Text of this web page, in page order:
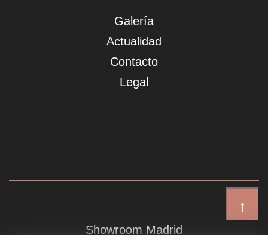
↑
Galería
Actualidad
Contacto
Legal
Showroom Madrid